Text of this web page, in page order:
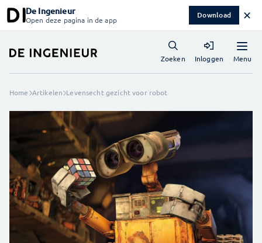
De Ingenieur
Open deze pagina in de app Download ✕
Menu
Zoeken Inloggen
Home Artikelen Levensecht gezicht voor robot